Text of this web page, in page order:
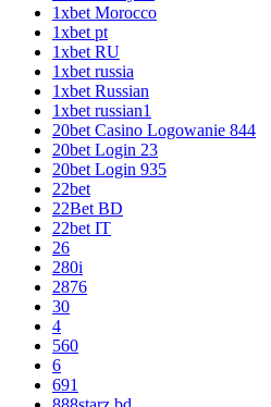
1xbet Morocco
1xbet pt
1xbet RU
1xbet russia
1xbet Russian
1xbet russian1
20bet Casino Logowanie 844
20bet Login 23
20bet Login 935
22bet
22Bet BD
22bet IT
26
280i
2876
30
4
560
6
691